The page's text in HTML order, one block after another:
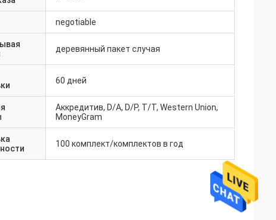
negotiable
деревянный пакет случая
60 дней
Аккредитив, D/A, D/P, T/T, Western Union,
MoneyGram
100 комплект/комплектов в год